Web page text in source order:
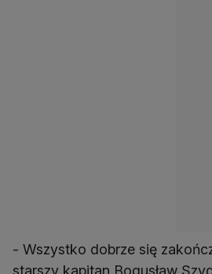
- Wszystko dobrze się
starszy kapitan Bogusław